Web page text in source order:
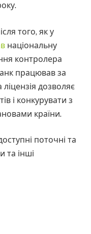
того, як у
національну
контролера
працював за
дозволяє
і конкурувати з
країни.
поточні та
та інші